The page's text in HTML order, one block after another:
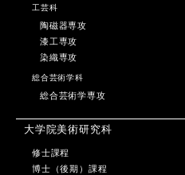
工芸科
陶磁器専攻
漆工専攻
染織専攻
総合芸術学科
総合芸術学専攻
大学院美術研究科
修士課程
博士（後期）課程